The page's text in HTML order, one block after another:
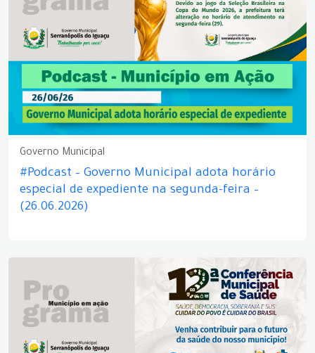
Governo Municipal
#Podcast – Governo Municipal adota horário
especial de expediente na segunda-feira –
(26.06.2026)